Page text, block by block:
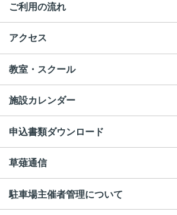
ご利用の流れ
アクセス
教室・スクール
施設カレンダー
申込書類ダウンロード
草薙通信
駐車場主催者管理について